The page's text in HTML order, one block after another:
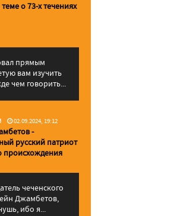
о 73-х течениях
прямым
вам изучить
чем говорить...
02.09.2024, 19:12
-
русский патриот
происхождения
чеченского
Джамбетов,
ибо я...